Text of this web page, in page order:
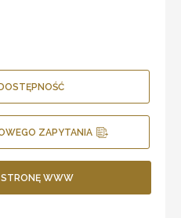
ZAPYTANIA
STRONĘ WWW